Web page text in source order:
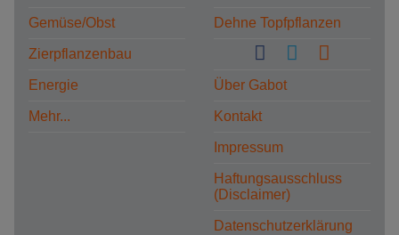
Gemüse/Obst
Zierpflanzenbau
Energie
Mehr...
Dehne Topfpflanzen
Über Gabot
Kontakt
Impressum
Haftungsausschluss
(Disclaimer)
Datenschutzerklärung